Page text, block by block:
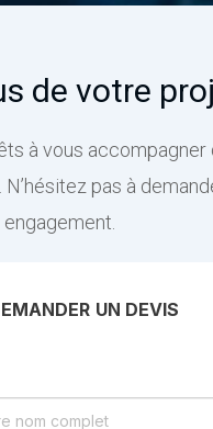
de votre
à vous accompagner
pas à